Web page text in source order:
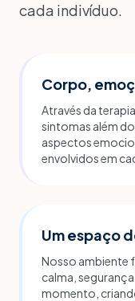
cada indivíduo.
Corpo,
Através da
sintomas além
aspectos
envolvidos em
Um espaço
Nosso ambiente
calma,
momento,